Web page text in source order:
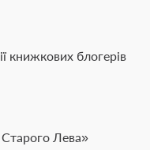
книжкових блогерів
Лева»